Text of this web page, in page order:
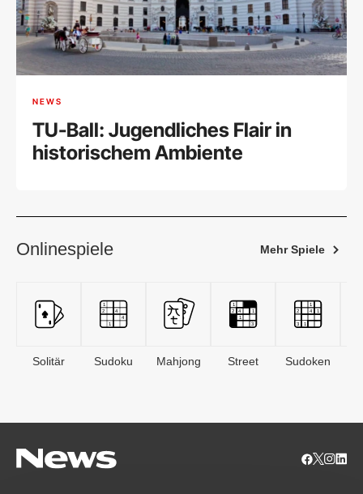
NEWS
TU-Ball: Jugendliches Flair in
historischem Ambiente
Onlinespiele Mehr Spiele
Solitär Sudoku Mahjong Street Sudoken